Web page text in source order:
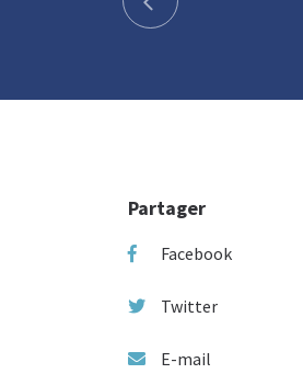
Partager
Facebook
Twitter
E-mail